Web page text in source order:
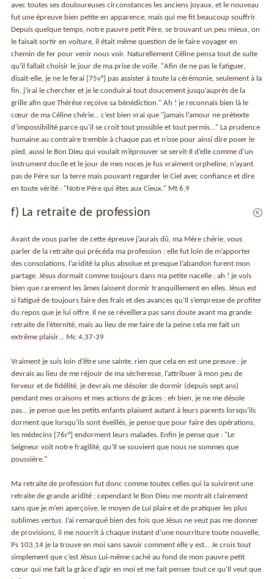
avec toutes ses douloureuses circonstances les anciens joyaux, et le nouveau
fut une épreuve bien petite en apparence, mais qui me fit beaucoup souffrir.
Depuis quelque temps, notre pauvre petit Père, se trouvant un peu mieux, on
le faisait sortir en voiture, il était même question de le faire voyager en
chemin de fer pour venir nous voir. Naturellement Céline pensa tout de suite
qu’il fallait choisir le jour de ma prise de voile. "Afin de ne pas le fatiguer,
disait-elle, je ne le ferai [75v°] pas assister à toute la cérémonie, seulement à la
fin, j’irai le chercher et je le conduirai tout doucement jusqu’auprès de la
grille afin que Thérèse reçoive sa bénédiction." Ah ! je reconnais bien là le
cœur de ma Céline chérie… c’est bien vrai que "jamais l’amour ne prétexte
d’impossibilité parce qu’il se croit tout possible et tout permis…" La prudence
humaine au contraire tremble à chaque pas et n’ose pour ainsi dire poser le
pied, aussi le Bon Dieu qui voulait m’éprouver se servit-Il d’elle comme d’un
instrument docile et le jour de mes noces je fus vraiment orpheline, n’ayant
pas de Père sur la terre mais pouvant regarder le Ciel avec confiance et dire
en toute vérité : "Notre Père qui êtes aux Cieux." Mt 6,9
f) La retraite de profession
Avant de vous parler de cette épreuve j’aurais dû, ma Mère chérie, vous
parler de la retraite qui précéda ma profession ; elle fut loin de m’apporter
des consolations, l’aridité la plus absolue et presque l’abandon furent mon
partage. Jésus dormait comme toujours dans ma petite nacelle ; ah ! je vois
bien que rarement les âmes laissent dormir tranquillement en elles. Jésus est
si fatigué de toujours faire des frais et des avances qu’Il s’empresse de profiter
du repos que je lui offre. Il ne se réveillera pas sans doute avant ma grande
retraite de l’éternité, mais au lieu de me faire de la peine cela me fait un
extrême plaisir… Mc 4,37-39
Vraiment je suis loin d’être une sainte, rien que cela en est une preuve ; je
devrais au lieu de me réjouir de ma sécheresse, l’attribuer à mon peu de
ferveur et de fidélité, je devrais me désoler de dormir (depuis sept ans)
pendant mes oraisons et mes actions de grâces ; eh bien, je ne me désole
pas… je pense que les petits enfants plaisent autant à leurs parents lorsqu’ils
dorment que lorsqu’ils sont éveillés, je pense que pour faire des opérations,
les médecins [76r°] endorment leurs malades. Enfin je pense que : "Le
Seigneur voit notre fragilité, qu’Il se souvient que nous ne sommes que
poussière."
Ma retraite de profession fut donc comme toutes celles qui la suivirent une
retraite de grande aridité ; cependant le Bon Dieu me montrait clairement
sans que je m’en aperçoive, le moyen de Lui plaire et de pratiquer les plus
sublimes vertus. J’ai remarqué bien des fois que Jésus ne veut pas me donner
de provisions, il me nourrit à chaque instant d’une nourriture toute nouvelle,
Ps 103,14 je la trouve en moi sans savoir comment elle y est… Je crois tout
simplement que c’est Jésus Lui-même caché au fond de mon pauvre petit
cœur qui me fait la grâce d’agir en moi et me fait penser tout ce qu’Il veut que